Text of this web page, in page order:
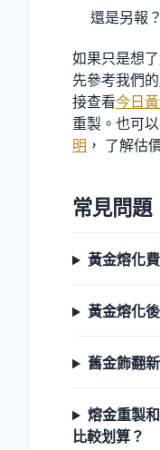
還是另報？
如果只是想
先參考我們的
接查看今日
重製。也可
明 ， 了解估
常見問題
黃金熔化
黃金熔化
舊金飾翻
熔金重製
比較划算？